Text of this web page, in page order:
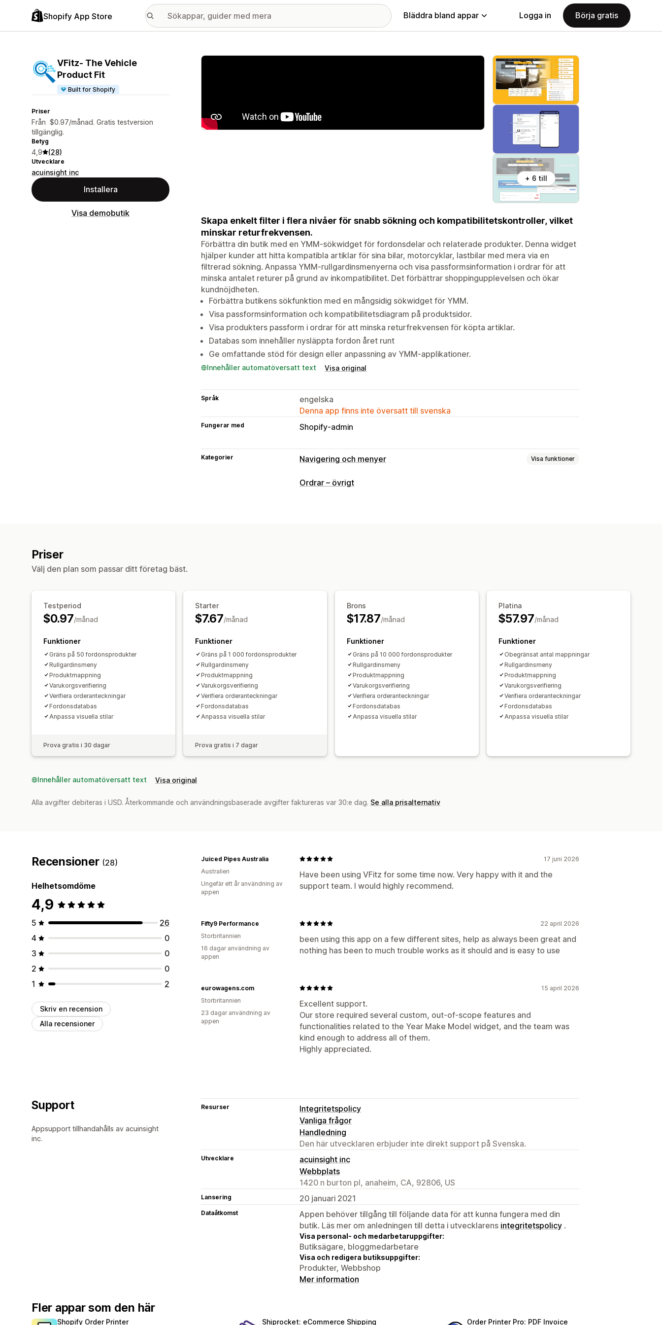
Shopify App Store Bläddra bland appar Logga in Börja gratis
VFitz‑ The Vehicle
Product Fit
Built for Shopify
Priser
Från $0.97/månad. Gratis testversion
tillgänglig.
Betyg
4,9 (28)
Utvecklare
acuinsight inc
Installera
Visa demobutik
Galleri med utvalda bilder
+ 6 till
Skapa enkelt filter i flera nivåer för snabb sökning och kompatibilitetskontroller, vilket
minskar returfrekvensen.
Förbättra din butik med en YMM-sökwidget för fordonsdelar och relaterade produkter. Denna widget
hjälper kunder att hitta kompatibla artiklar för sina bilar, motorcyklar, lastbilar med mera via en
filtrerad sökning. Anpassa YMM-rullgardinsmenyerna och visa passformsinformation i ordrar för att
minska antalet returer på grund av inkompatibilitet. Det förbättrar shoppingupplevelsen och ökar
kundnöjdheten.
Förbättra butikens sökfunktion med en mångsidig sökwidget för YMM.
Visa passformsinformation och kompatibilitetsdiagram på produktsidor.
Visa produkters passform i ordrar för att minska returfrekvensen för köpta artiklar.
Databas som innehåller nysläppta fordon året runt
Ge omfattande stöd för design eller anpassning av YMM-applikationer.
Innehåller automatöversatt text Visa original
Språk
engelska
Denna app finns inte översatt till svenska
Fungerar med Shopify-admin
Kategorier Navigering och menyer Visa funktioner
Menystil
Ordrar – övrigt
Priser
Välj den plan som passar ditt företag bäst.
Testperiod
$0.97/månad
Funktioner
Gräns på 50 fordonsprodukter
Rullgardinsmeny
Produktmappning
Varukorgsverifiering
Verifiera orderanteckningar
Fordonsdatabas
Anpassa visuella stilar
Prova gratis i 30 dagar
Starter
$7.67/månad
Funktioner
Gräns på 1 000 fordonsprodukter
Rullgardinsmeny
Produktmappning
Varukorgsverifiering
Verifiera orderanteckningar
Fordonsdatabas
Anpassa visuella stilar
Prova gratis i 7 dagar
Brons
$17.87/månad
Funktioner
Gräns på 10 000 fordonsprodukter
Rullgardinsmeny
Produktmappning
Varukorgsverifiering
Verifiera orderanteckningar
Fordonsdatabas
Anpassa visuella stilar
Platina
$57.97/månad
Funktioner
Obegränsat antal mappningar
Rullgardinsmeny
Produktmappning
Varukorgsverifiering
Verifiera orderanteckningar
Fordonsdatabas
Anpassa visuella stilar
Innehåller automatöversatt text Visa original
Alla avgifter debiteras i USD. Återkommande och användningsbaserade avgifter faktureras var 30:e dag. Se alla prisalternativ
Recensioner (28)
Helhetsomdöme
4,9
5
26
4
0
3
0
2
0
1
2
Skriv en recension
Alla recensioner
17 juni 2026
Have been using VFitz for some time now. Very happy with it and the
support team. I would highly recommend.
Juiced Pipes Australia
Australien
Ungefär ett år användning av
appen
22 april 2026
been using this app on a few different sites, help as always been great and
nothing has been to much trouble works as it should and is easy to use
Fifty9 Performance
Storbritannien
16 dagar användning av
appen
15 april 2026
Excellent support.
Our store required several custom, out-of-scope features and
functionalities related to the Year Make Model widget, and the team was
kind enough to address all of them.
Highly appreciated.
eurowagens.com
Storbritannien
23 dagar användning av
appen
Support
Appsupport tillhandahålls av acuinsight
inc.
Resurser
Integritetspolicy
Vanliga frågor
Handledning
Den här utvecklaren erbjuder inte direkt support på Svenska.
Utvecklare
acuinsight inc
Webbplats
1420 n burton pl, anaheim, CA, 92806, US
Lansering 20 januari 2021
Dataåtkomst
Appen behöver tillgång till följande data för att kunna fungera med din
butik. Läs mer om anledningen till detta i utvecklarens integritetspolicy .
Visa personal- och medarbetaruppgifter:
Butiksägare, bloggmedarbetare
Visa och redigera butiksuppgifter:
Produkter, Webbshop
Mer information
Fler appar som den här
Shopify Order Printer Shiprocket: eCommerce Shipping Order Printer Pro: PDF Invoice